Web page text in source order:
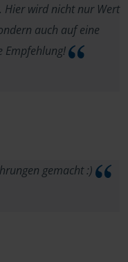
Hier wird nicht nur Wert
auch auf eine
Empfehlung!
gemacht :)